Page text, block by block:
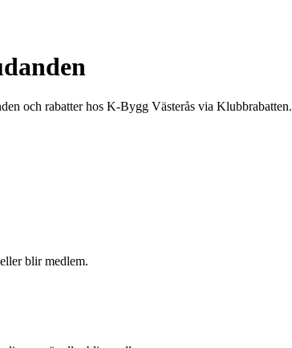
och rabatter hos K-Bygg Västerås via Klubbrabatten.
blir medlem.